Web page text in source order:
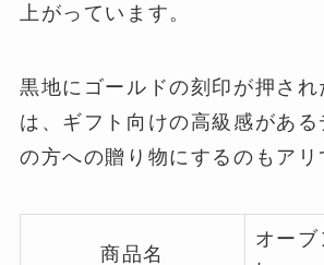
上がっています。
黒地にゴールドの刻印が押され
は、ギフト向けの高級感がある
の方への贈り物にするのもアリ
商品名
オーブ